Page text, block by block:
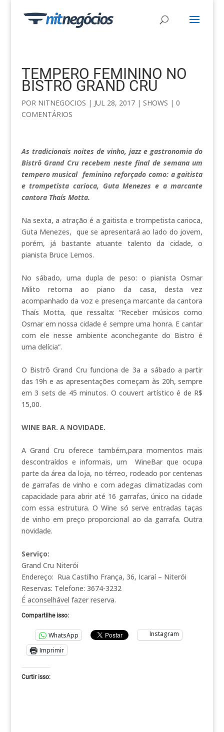
TEMPERO FEMININO NO
BISTRÔ GRAND CRU
POR NITNEGOCIOS | JUL 28, 2017| SHOWS | 0
COMENTÁRIOS
As tradicionais noites de vinho, jazz e gastronomia do
Bistrô Grand Cru recebem neste final de semana um
tempero musical feminino reforçado como: a gaitista
e trompetista carioca, Guta Menezes e a marcante
cantora Thaís Motta.
Na sexta, a atração é a gaitista e trompetista carioca,
Guta Menezes, que se apresentará ao lado do jovem,
porém, já bastante atuante talento da cidade, o
pianista Bruce Lemos.
No sábado, uma dupla de peso: o pianista Osmar
Milito retorna ao piano da casa, desta vez
acompanhado da voz e presença marcante da cantora
Thaís Motta, que ressalta: “Receber músicos como
Osmar em nossa cidade é sempre uma honra. E cantar
com ele nesse ambiente aconchegante do Bistro é
uma delícia”.
O Bistrô Grand Cru funciona de 3a a sábado a partir
das 19h e as apresentações começam às 20h, sempre
em 3 sets de 45 minutos. O couvert artístico é de R$
15,00.
WINE BAR. A NOVIDADE.
A Grand Cru oferece também,para momentos mais
descontraídos e informais, um WineBar que ocupa
parte da área da loja, no térreo, rodeado por centenas
de garrafas de vinho e com adegas climatizadas com
capacidade para abrir até 16 garrafas, único na cidade
com essa estrutura. O Wine só serve entradas taças
de vinho em preço proporcional ao da garrafa. Outra
novidade.
Serviço:
Grand Cru Niterói
Endereço: Rua Castilho França, 36, Icaraí – Niterói
Reservas: Telefone: 3674-3232
É aconselhável fazer reserva.
Compartilhe isso:
WhatsApp
Instagram
Imprimir
Curtir isso: